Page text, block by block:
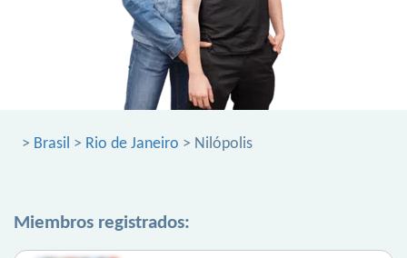
> Brasil > Rio de Janeiro > Nilópolis
Miembros registrados: